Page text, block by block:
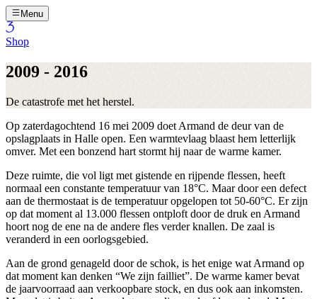
Menu
Shop
2009 - 2016
De catastrofe met het herstel.
Op zaterdagochtend 16 mei 2009 doet Armand de deur van de
opslagplaats in Halle open. Een warmtevlaag blaast hem letterlijk
omver. Met een bonzend hart stormt hij naar de warme kamer.
Deze ruimte, die vol ligt met gistende en rijpende flessen, heeft
normaal een constante temperatuur van 18°C. Maar door een defect
aan de thermostaat is de temperatuur opgelopen tot 50-60°C. Er zijn
op dat moment al 13.000 flessen ontploft door de druk en Armand
hoort nog de ene na de andere fles verder knallen. De zaal is
veranderd in een oorlogsgebied.
Aan de grond genageld door de schok, is het enige wat Armand op
dat moment kan denken “We zijn failliet”. De warme kamer bevat
de jaarvoorraad aan verkoopbare stock, en dus ook aan inkomsten.